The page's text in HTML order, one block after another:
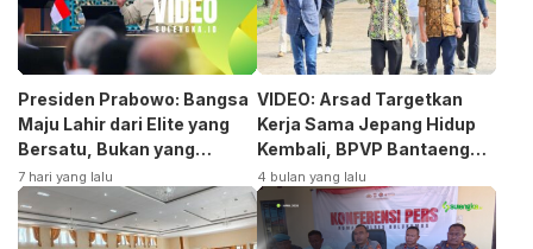
Presiden Prabowo: Bangsa
Maju Lahir dari Elite yang
Bersatu, Bukan yang
Terpecah
7 hari yang lalu
VIDEO: Arsad Targetkan
Kerja Sama Jepang Hidup
Kembali, BPVP Bantaeng
Siap Bangkitkan Jurusan
Otomotif
4 bulan yang lalu